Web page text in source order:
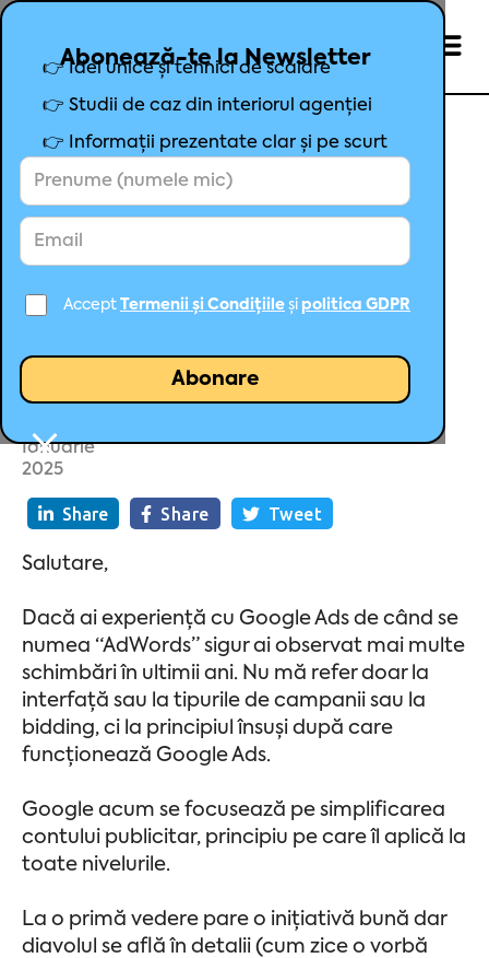
Abonează-te la Newsletter
👉 Idei unice și tehnici de scalare
👉 Studii de caz din interiorul agenției
👉 Informații prezentate clar și pe scurt
Accept Termenii și Condițiile și politica GDPR
Google Ads s-a schimbat
ireversibil
Fondator Maximize
Ianuarie
2025
Share Share Tweet
Salutare,
Dacă ai experiență cu Google Ads de când se
numea “AdWords” sigur ai observat mai multe
schimbări în ultimii ani. Nu mă refer doar la
interfață sau la tipurile de campanii sau la
bidding, ci la principiul însuși după care
funcționează Google Ads.
Google acum se focusează pe simplificarea
contului publicitar, principiu pe care îl aplică la
toate nivelurile.
La o primă vedere pare o inițiativă bună dar
diavolul se află în detalii (cum zice o vorbă